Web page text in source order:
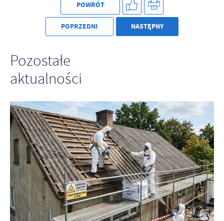
POWRÓT
POPRZEDNI NASTĘPNY
Pozostałe
aktualności